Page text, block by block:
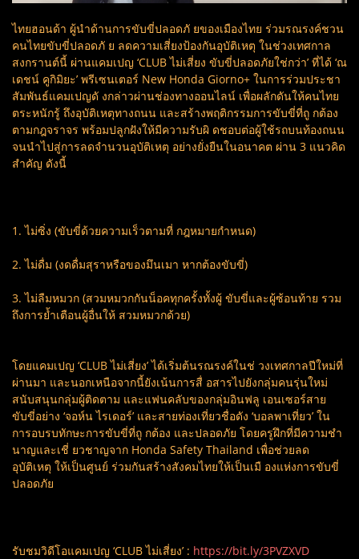
ไทยฮอนด้า ผู้นำด้านการขับขี่ปลอดภั ยของเมืองไทย ร่วมรณรงค์ชวน
คนไทยขับขี่ปลอดภั ย ลดความเสี่ยงป้องกันอุบัติเหตุ ในช่วงเทศกาล
สงกรานต์นี้ ผ่านแคมเปญ ‘CLUB ไม่เสี่ยง ขับขี่ปลอดภัยใช่กว่า’ ที่ได้ ‘ณ
เดชน์ คูกิมิยะ’ พรีเซนเตอร์ New Honda Giorno+ ในการร่วมประชา
สัมพันธ์แคมเปญดั งกล่าวผ่านช่องทางออนไลน์ เพื่อผลักดันให้คนไทย
ตระหนักรู้ ถึงอุบัติเหตุทางถนน และสร้างพฤติกรรมการขับขี่ที่ถู กต้อง
ตามกฎจราจร พร้อมปลูกฝังให้มีความรับผิ ดชอบต่อผู้ใช้รถบนท้องถนน
จนนำไปสู่การลดจำนวนอุบัติเหตุ อย่างยั่งยืนในอนาคต ผ่าน 3 แนวคิด
สำคัญ ดังนี้
1. ไม่ซิ่ง (ขับขี่ด้วยความเร็วตามที่ กฎหมายกำหนด)
2. ไม่ดื่ม (งดดื่มสุราหรือของมึนเมา หากต้องขับขี่)
3. ไม่ลืมหมวก (สวมหมวกกันน็อคทุกครั้งทั้งผู้ ขับขี่และผู้ซ้อนท้าย รวม
ถึงการย้ำเตือนผู้อื่นให้ สวมหมวกด้วย)
โดยแคมเปญ ‘CLUB ไม่เสี่ยง’ ได้เริ่มต้นรณรงค์ในช่ วงเทศกาลปีใหม่ที่
ผ่านมา และนอกเหนือจากนี้ยังเน้นการสื่ อสารไปยังกลุ่มคนรุ่นใหม่
สนับสนุนกลุ่มผู้ติดตาม และแฟนคลับของกลุ่มอินฟลู เอนเซอร์สาย
ขับขี่อย่าง ‘จอห์น ไรเดอร์’ และสายท่องเที่ยวชื่อดัง ‘บอลพาเที่ยว’ ใน
การอบรบทักษะการขับขี่ที่ถู กต้อง และปลอดภัย โดยครูฝึกที่มีความชำ
นาญและเชี่ ยวชาญจาก Honda Safety Thailand เพื่อช่วยลด
อุบัติเหตุ ให้เป็นศูนย์ ร่วมกันสร้างสังคมไทยให้เป็นเมื องแห่งการขับขี่
ปลอดภัย
รับชมวิดีโอแคมเปญ ‘CLUB ไม่เสี่ยง’ : https://bit.ly/3PVZXVD